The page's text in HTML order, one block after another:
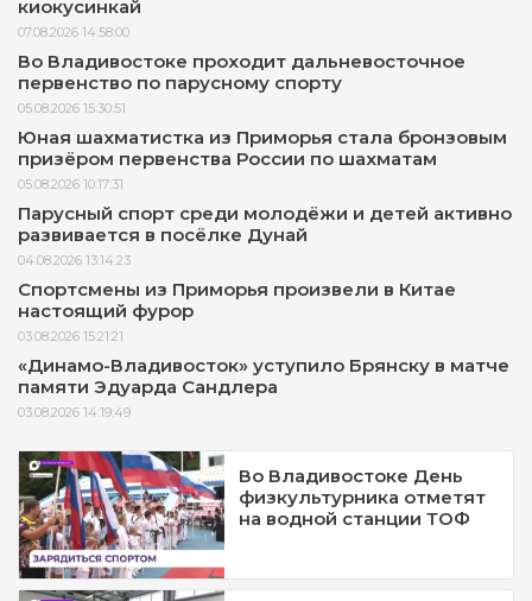
киокусинкай
07.08.2026 14:58:00
Во Владивостоке проходит дальневосточное
первенство по парусному спорту
05.08.2026 15:30:51
Юная шахматистка из Приморья стала бронзовым
призёром первенства России по шахматам
05.08.2026 10:17:31
Парусный спорт среди молодёжи и детей активно
развивается в посёлке Дунай
04.08.2026 13:14:23
Спортсмены из Приморья произвели в Китае
настоящий фурор
03.08.2026 15:21:21
«Динамо-Владивосток» уступило Брянску в матче
памяти Эдуарда Сандлера
03.08.2026 14:19:49
Во Владивостоке День
физкультурника отметят
на водной станции ТОФ